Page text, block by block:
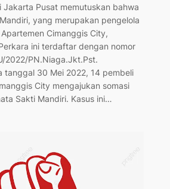
Jakarta Pusat memutuskan bahwa
yang merupakan pengelola
Cimanggis City,
ini terdaftar dengan nomor
2022/PN.Niaga.Jkt.Pst.
tanggal 30 Mei 2022, 14 pembeli
City mengajukan somasi
Sakti Mandiri. Kasus ini…